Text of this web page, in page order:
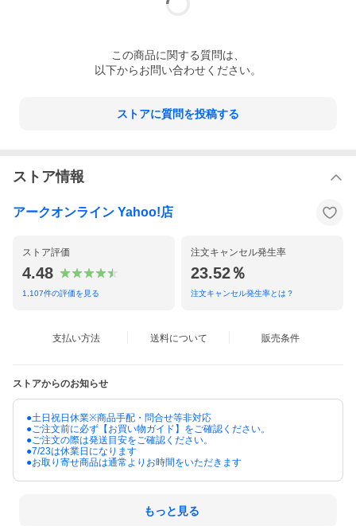
【メインキャラクターデザイン】久保帯人
【製作総指揮】里見治紀
この商品に関する質問は、
以下からお問い合わせください。
ストアに質問を投稿する
ストア情報
アークオンライン Yahoo!店
ストア評価
4.48
1,107件の評価を見る
注文キャンセル発生率
23.52％
注文キャンセル発生率とは？
支払い方法 送料について 販売条件
ストアからのお知らせ
●土日祝日休業※商品手配・問合せ等非対応
●ご注文前に必ず【お買い物ガイド】をご確認ください。
●ご注文の際は発送目安をご確認ください。
●7/23は休業日になります
●お取り寄せ商品は通常よりお時間をいただきます
もっと見る